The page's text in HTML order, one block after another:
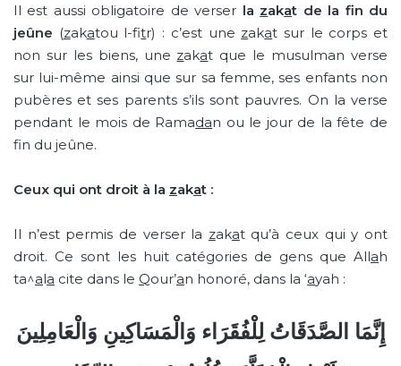
Il est aussi obligatoire de verser la zakat de la fin du
jeûne (zakatou l-fitr) : c’est une zakat sur le corps et
non sur les biens, une zakat que le musulman verse
sur lui-même ainsi que sur sa femme, ses enfants non
pubères et ses parents s’ils sont pauvres. On la verse
pendant le mois de Ramadan ou le jour de la fête de
fin du jeûne.
Ceux qui ont droit à la zakat :
Il n’est permis de verser la zakat qu’à ceux qui y ont
droit. Ce sont les huit catégories de gens que Allah
ta^ala cite dans le Qour’an honoré, dans la ‘ayah :
إِنَّمَا الصَّدَقَاتُ لِلْفُقَرَاء وَالْمَسَاكِينِ وَالْعَامِلِينَ